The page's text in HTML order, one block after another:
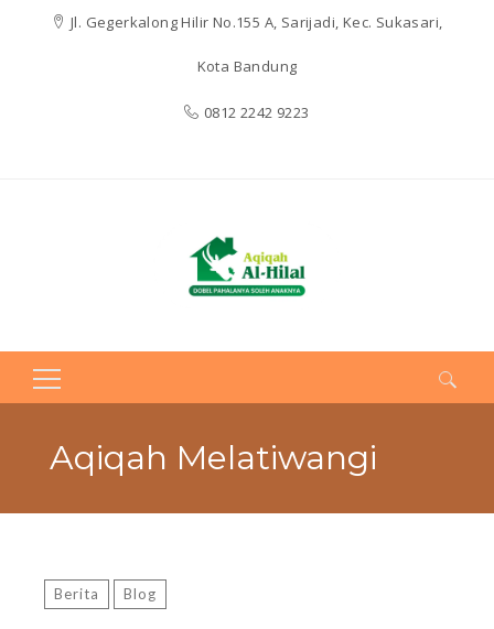
Jl. Gegerkalong Hilir No.155 A, Sarijadi, Kec. Sukasari,
Kota Bandung
0812 2242 9223
Search
Aqiqah Melatiwangi
Berita Blog